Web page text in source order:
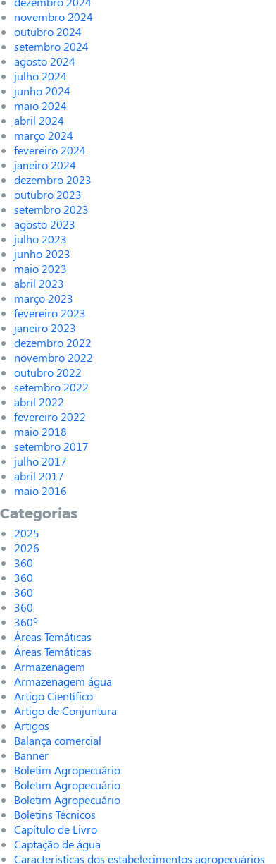
novembro 2024
outubro 2024
setembro 2024
agosto 2024
julho 2024
junho 2024
maio 2024
abril 2024
março 2024
fevereiro 2024
janeiro 2024
dezembro 2023
outubro 2023
setembro 2023
agosto 2023
julho 2023
junho 2023
maio 2023
abril 2023
março 2023
fevereiro 2023
janeiro 2023
dezembro 2022
novembro 2022
outubro 2022
setembro 2022
abril 2022
fevereiro 2022
maio 2018
setembro 2017
julho 2017
abril 2017
maio 2016
Categorias
2025
2026
360
360
360
360
360º
Áreas Temáticas
Áreas Temáticas
Armazenagem
Armazenagem água
Artigo Científico
Artigo de Conjuntura
Artigos
Balança comercial
Banner
Boletim Agropecuário
Boletim Agropecuário
Boletim Agropecuário
Boletins Técnicos
Capítulo de Livro
Captação de água
Características dos estabelecimentos agropecuários